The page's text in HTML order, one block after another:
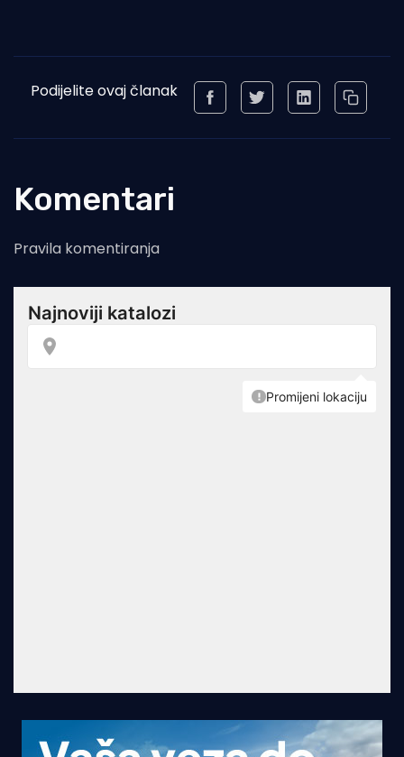
Podijelite ovaj članak
Komentari
Pravila komentiranja